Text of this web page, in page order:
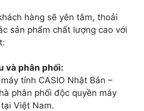
hàng sẽ yên tâm, thoải
sản phẩm chất lượng cao với
và phân phối:
tính CASIO Nhật Bản –
phân phối độc quyền máy
Việt Nam.